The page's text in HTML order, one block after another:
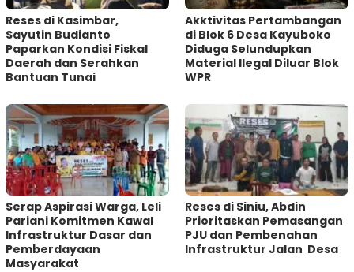
Reses di Kasimbar,
Sayutin Budianto
Paparkan Kondisi Fiskal
Daerah dan Serahkan
Bantuan Tunai
Akktivitas Pertambangan
di Blok 6 Desa Kayuboko
Diduga Selundupkan
Material Ilegal Diluar Blok
WPR
Serap Aspirasi Warga, Leli
Pariani Komitmen Kawal
Infrastruktur Dasar dan
Pemberdayaan
Masyarakat
Reses di Siniu, Abdin
Prioritaskan Pemasangan
PJU dan Pembenahan
Infrastruktur Jalan Desa